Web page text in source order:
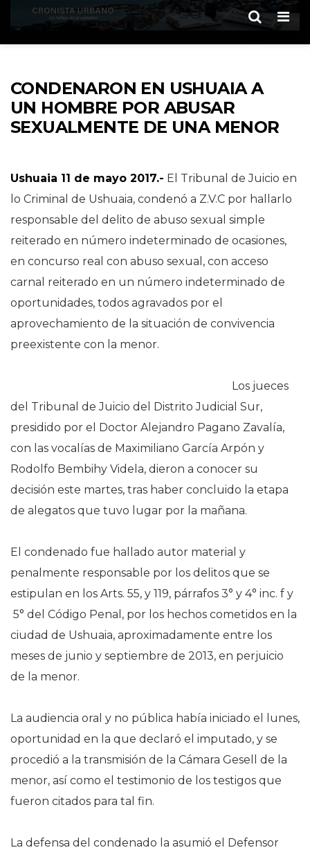
CONDENARON EN USHUAIA A
UN HOMBRE POR ABUSAR
SEXUALMENTE DE UNA MENOR
Ushuaia 11 de mayo 2017.- El Tribunal de Juicio en
lo Criminal de Ushuaia, condenó a Z.V.C por hallarlo
responsable del delito de abuso sexual simple
reiterado en número indeterminado de ocasiones,
en concurso real con abuso sexual, con acceso
carnal reiterado en un número indeterminado de
oportunidades, todos agravados por el
aprovechamiento de la situación de convivencia
preexistente con la menor.
Los jueces
del Tribunal de Juicio del Distrito Judicial Sur,
presidido por el Doctor Alejandro Pagano Zavalía,
con las vocalías de Maximiliano García Arpón y
Rodolfo Bembihy Videla, dieron a conocer su
decisión este martes, tras haber concluido la etapa
de alegatos que tuvo lugar por la mañana.
El condenado fue hallado autor material y
penalmente responsable por los delitos que se
estipulan en los Arts. 55, y 119, párrafos 3° y 4° inc. f y
5° del Código Penal, por los hechos cometidos en la
ciudad de Ushuaia, aproximadamente entre los
meses de junio y septiembre de 2013, en perjuicio
de la menor.
La audiencia oral y no pública había iniciado el lunes,
oportunidad en la que declaró el imputado, y se
procedió a la transmisión de la Cámara Gesell de la
menor, así como el testimonio de los testigos que
fueron citados para tal fin.
La defensa del condenado la asumió el Defensor